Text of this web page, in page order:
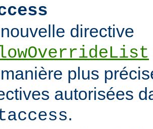
directive
plus
autorisées
.